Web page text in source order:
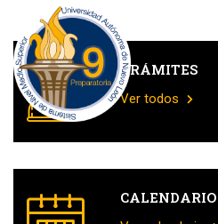
TRÁMITES
Ver todos
CALENDARIO